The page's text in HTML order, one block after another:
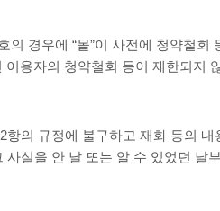
의 경우에 “몰”이 사전에 청약철
이용자의 청약철회 등이 제한되지
의 규정에 불구하고 재화 등의
사실을 안 날 또는 알 수 있었던 날